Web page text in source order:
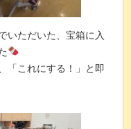
いただいた、宝箱に入
「これにする！」と即